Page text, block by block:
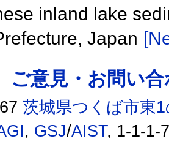
inland lake
Japan
ご意見・お問い
茨城県つくば市東
, GSJ/AIST, 1-1-1-